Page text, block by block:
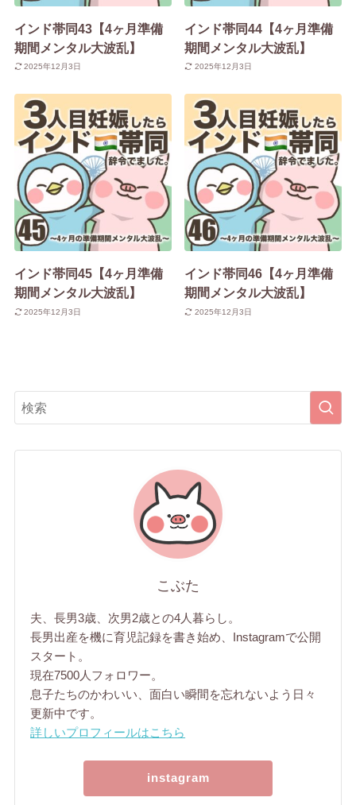
インド帯同43【4ヶ月準備
期間メンタル大波乱】
2025年12月3日
インド帯同44【4ヶ月準備
期間メンタル大波乱】
2025年12月3日
インド帯同45【4ヶ月準備
期間メンタル大波乱】
2025年12月3日
インド帯同46【4ヶ月準備
期間メンタル大波乱】
2025年12月3日
こぶた
夫、長男3歳、次男2歳との4人暮らし。
長男出産を機に育児記録を書き始め、Instagramで公開
スタート。
現在7500人フォロワー。
息子たちのかわいい、面白い瞬間を忘れないよう日々
更新中です。
詳しいプロフィールはこちら
instagram